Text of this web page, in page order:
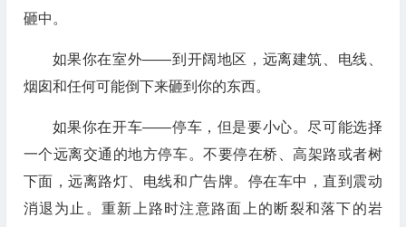
砸中。
如果你在室外——到开阔地区，远离建筑、电线、
烟囱和任何可能倒下来砸到你的东西。
如果你在开车——停车，但是要小心。尽可能选择
一个远离交通的地方停车。不要停在桥、高架路或者树
下面，远离路灯、电线和广告牌。停在车中，直到震动
消退为止。重新上路时注意路面上的断裂和落下的岩